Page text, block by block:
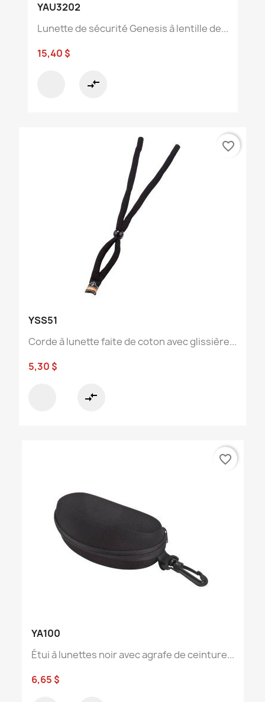
YAU3202
Lunette de sécurité Genesis à lentille de...
15,40 $
compare_arrows
YSS51
Corde à lunette faite de coton avec glissière...
5,30 $
compare_arrows
favorite_border
YA100
Étui à lunettes noir avec agrafe de ceinture...
6,65 $
favorite_border